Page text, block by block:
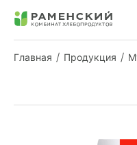
Главная Продукция